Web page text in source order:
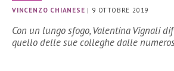
VINCENZO CHIANESE | 9 OTTOBRE 2019
Con un lungo sfogo, Valentina Vignali
quello delle sue colleghe dalle